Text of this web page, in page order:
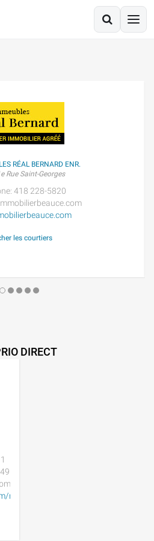
RÉAL BERNARD ENR.
Rue Saint-Georges
418 228-5820
les courtiers
DIRECT
marie-leblond/